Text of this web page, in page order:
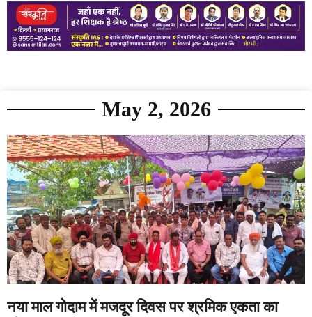
May 2, 2026
नया माल गोदाम में मजदूर दिवस पर श्रमिक एकता का